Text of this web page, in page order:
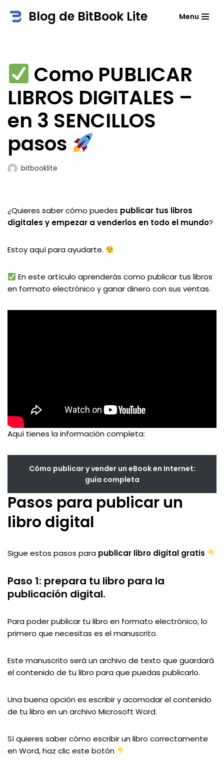
Blog de BitBook Lite Menu
Como PUBLICAR
LIBROS DIGITALES –
en 3 SENCILLOS
pasos
bitbooklite
¿Quieres saber cómo puedes publicar tus libros
digitales y empezar a venderlos en todo el mundo?
Estoy aquí para ayudarte.
En este artículo aprenderás como publicar tus libros
en formato electrónico y ganar dinero con sus ventas.
Aquí tienes la información completa:
Cómo publicar y vender un eBook en Internet:
guía completa
Pasos para publicar un
libro digital
Sigue estos pasos para publicar libro digital gratis
Paso 1: prepara tu libro para la
publicación digital.
Para poder publicar tu libro en formato electrónico, lo
primero que necesitas es el manuscrito.
Este manuscrito será un archivo de texto que guardará
el contenido de tu libro para que puedas publicarlo.
Una buena opción es escribir y acomodar el contenido
de tu libro en un archivo Microsoft Word.
Sí quieres saber cómo escribir un libro correctamente
en Word, haz clic este botón